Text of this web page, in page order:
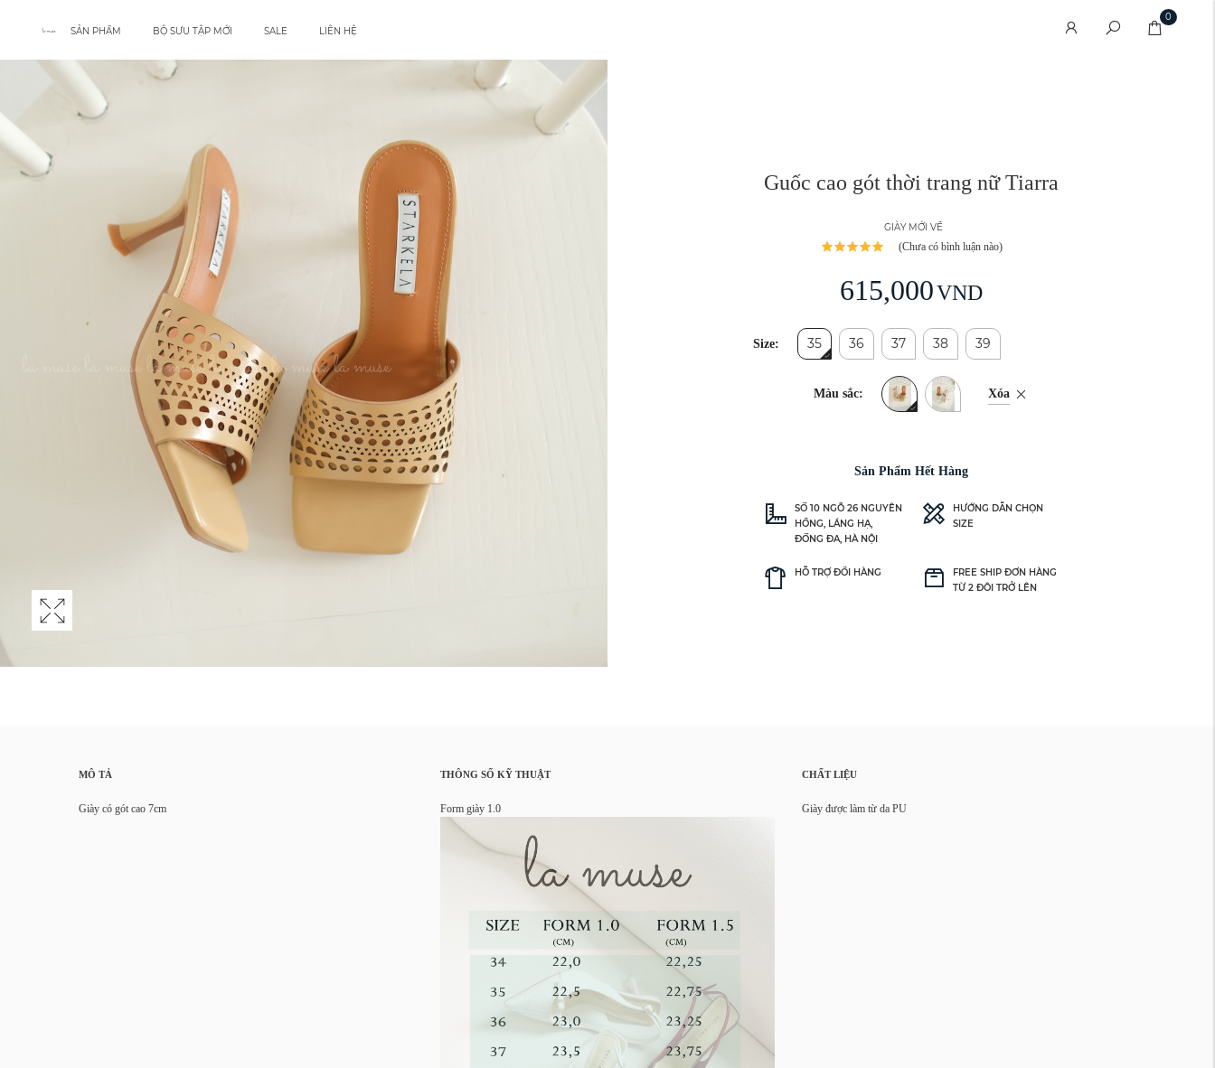
SẢN PHẨM BỘ SƯU TẬP MỚI SALE LIÊN HỆ
0
Guốc cao gót thời trang nữ Tiarra
GIÀY MỚI VỀ
(Chưa có bình luận nào)
615,000VND
Size: 35 36 37 38 39
Màu sắc: Xóa
Sản Phẩm Hết Hàng
SỐ 10 NGÕ 26 NGUYÊN
HỒNG, LÁNG HẠ,
ĐỐNG ĐA, HÀ NỘI
HƯỚNG DẪN CHỌN
SIZE
HỖ TRỢ ĐỔI HÀNG
FREE SHIP ĐƠN HÀNG
TỪ 2 ĐÔI TRỞ LÊN
MÔ TẢ
Giày có gót cao 7cm
THÔNG SỐ KỸ THUẬT
Form giày 1.0
CHẤT LIỆU
Giày được làm từ da PU